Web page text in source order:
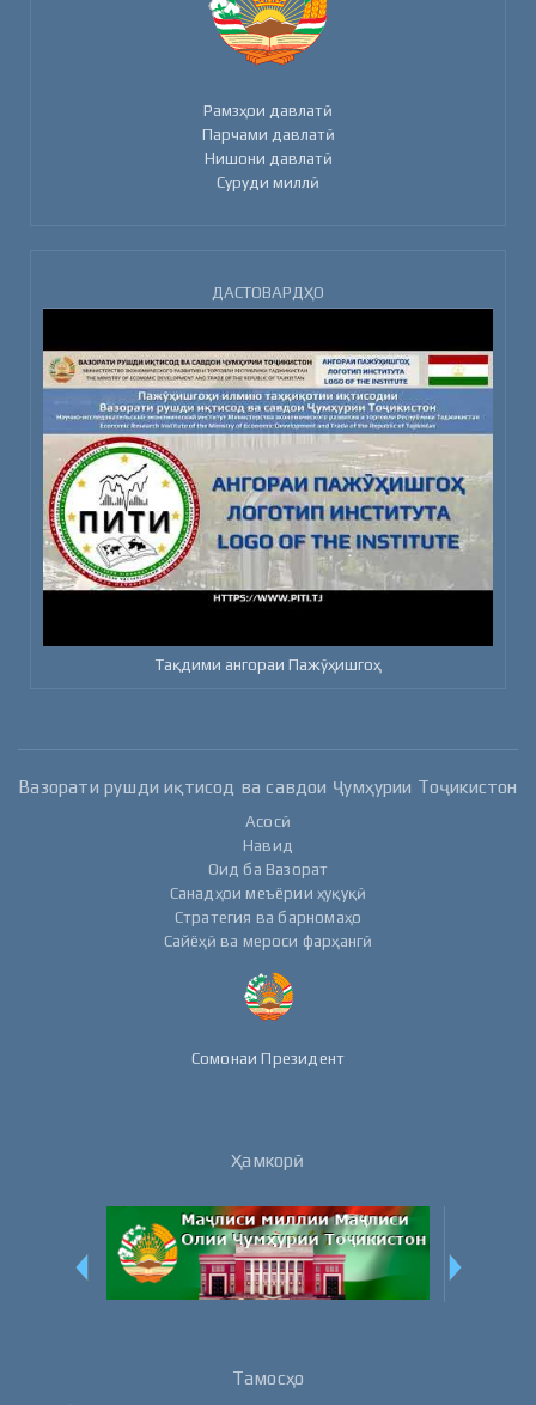
Рамзҳои давлатӣ
Парчами давлатӣ
Нишони давлатӣ
Суруди миллӣ
ДАСТОВАРДҲО
Тақдими ангораи Пажӯҳишгоҳ
Вазорати рушди иқтисод ва савдои Ҷумҳурии Тоҷикистон
Асосӣ
Навид
Оид ба Вазорат
Санадҳои меъёрии ҳуқуқӣ
Стратегия ва барномаҳо
Сайёҳӣ ва мероси фарҳангӣ
Сомонаи Президент
Ҳамкорӣ
Тамосҳо